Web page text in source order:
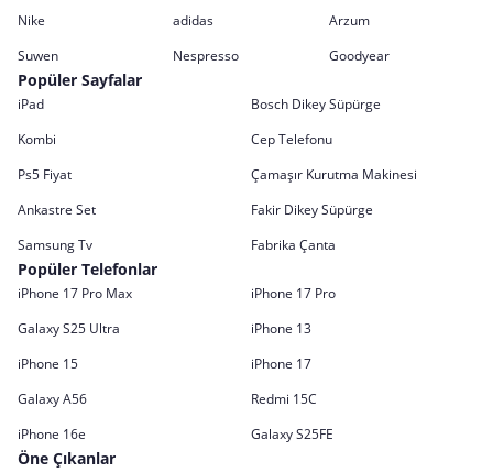
Nike adidas
Arzum
Suwen
Nespresso Goodyear
Popüler Sayfalar
iPad
Bosch Dikey Süpürge
Kombi
Cep Telefonu
Ps5 Fiyat
Çamaşır Kurutma Makinesi
Ankastre Set
Fakir Dikey Süpürge
Samsung Tv
Fabrika Çanta
Popüler Telefonlar
iPhone 17 Pro Max
iPhone 17 Pro
Galaxy S25 Ultra
iPhone 13
iPhone 15
iPhone 17
Galaxy A56
Redmi 15C
iPhone 16e
Galaxy S25FE
Öne Çıkanlar